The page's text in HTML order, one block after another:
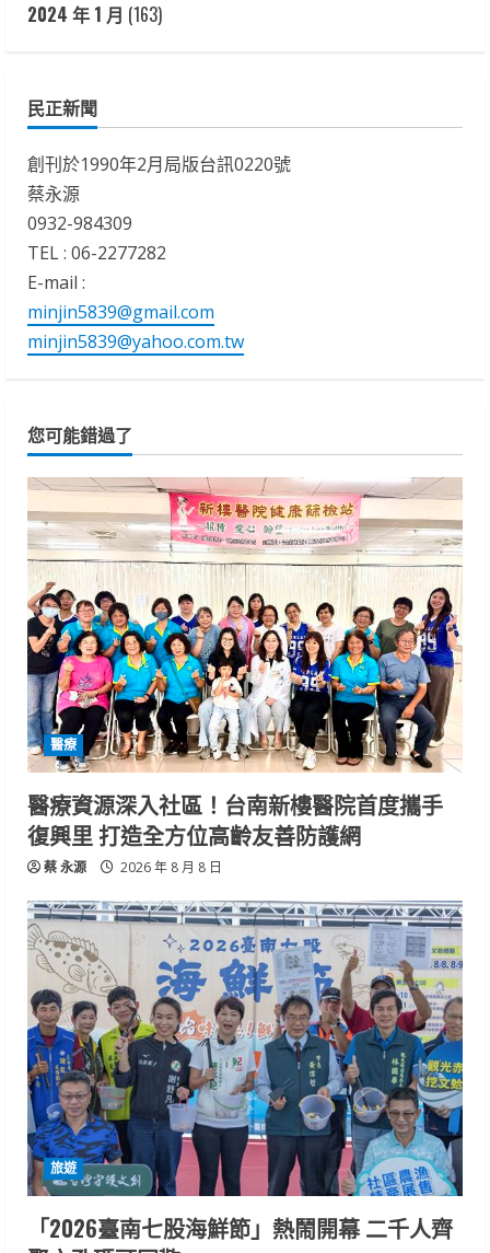
2024 年 1 月 (163)
民正新聞
創刊於1990年2月局版台訊0220號
蔡永源
0932-984309
TEL : 06-2277282
E-mail :
minjin5839@gmail.com
minjin5839@yahoo.com.tw
您可能錯過了
醫療
醫療資源深入社區！台南新樓醫院首度攜手
復興里 打造全方位高齡友善防護網
蔡 永源 2026 年 8 月 8 日
旅遊
「2026臺南七股海鮮節」熱鬧開幕 二千人齊